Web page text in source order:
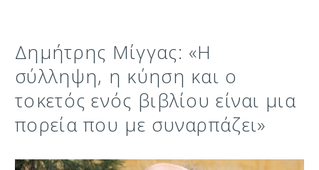
Δημήτρης Μίγγας: «Η
σύλληψη, η κύηση και ο
τοκετός ενός βιβλίου είναι μια
πορεία που με συναρπάζει»